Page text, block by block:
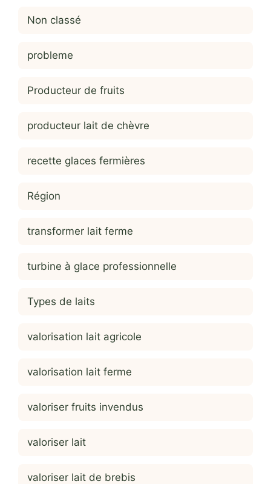
Non classé
probleme
Producteur de fruits
producteur lait de chèvre
recette glaces fermières
Région
transformer lait ferme
turbine à glace professionnelle
Types de laits
valorisation lait agricole
valorisation lait ferme
valoriser fruits invendus
valoriser lait
valoriser lait de brebis